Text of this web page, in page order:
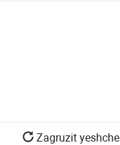
Zagruzit yeshche